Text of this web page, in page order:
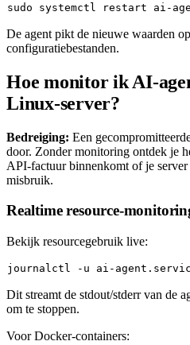
sudo
De agent pikt de nieuwe waarden
configuratiebestanden.
Hoe monitor ik AI-
Linux-server?
Bedreiging: Een
door. Zonder monitoring ontdek je
API-factuur binnenkomt of je
misbruik.
Realtime resource-
Bekijk resourcegebruik live:
Dit streamt de stdout/stderr van de
om te stoppen.
Voor Docker-containers: